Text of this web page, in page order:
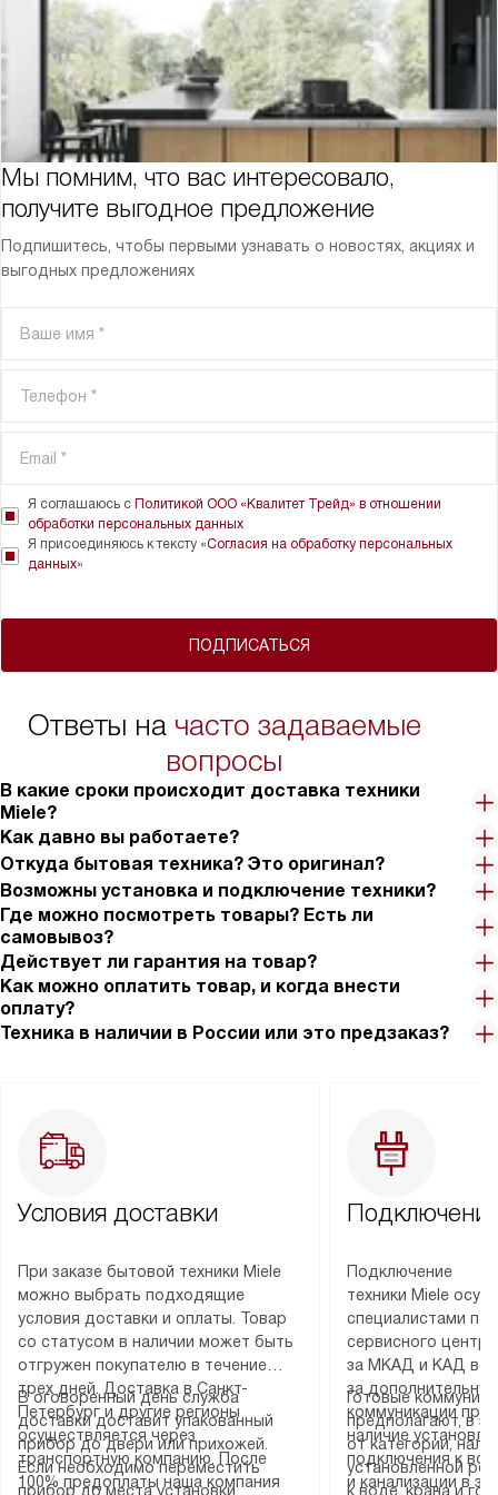
Мы помним, что вас интересовало,
получите выгодное предложение
Подпишитесь, чтобы первыми узнавать о новостях, акциях и
выгодных предложениях
ПОДПИСАТЬСЯ
Я соглашаюсь с Политикой ООО «Квалитет Трейд» в отношении
обработки персональных данных
Я присоединяюсь к тексту «Согласия на обработку персональных
данных»
Ответы на часто задаваемые
вопросы
В какие сроки происходит доставка техники
Miele?
Как давно вы работаете?
Откуда бытовая техника? Это оригинал?
Возможны установка и подключение техники?
Где можно посмотреть товары? Есть ли
самовывоз?
Действует ли гарантия на товар?
Как можно оплатить товар, и когда внести
оплату?
Техника в наличии в России или это предзаказ?
Условия доставки
При заказе бытовой техники Miele
можно выбрать подходящие
условия доставки и оплаты. Товар
со статусом в наличии может быть
отгружен покупателю в течение
трех дней. Доставка в Санкт-
Петербург и другие регионы
осуществляется через
транспортную компанию. После
100% предоплаты наша компания
В оговоренный день служба
доставки доставит упакованный
прибор до двери или прихожей.
Если необходимо переместить
прибор до места установки,
Подключение
техники Miele
специалистами
сервисного
за МКАД и КАД
за
коммуникации
наличие
подключения к
и канализации в
Готовые
предполагают, в
от категории,
установленной
к воде, крана и